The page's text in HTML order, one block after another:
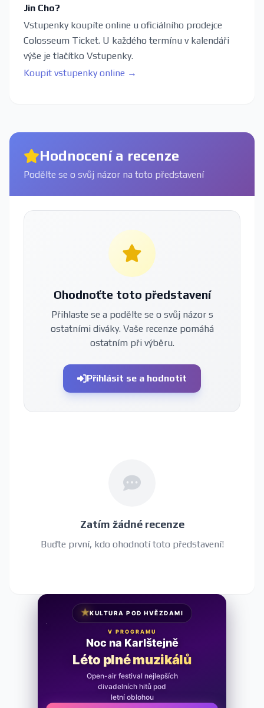
Jin Cho?
Vstupenky koupíte online u oficiálního prodejce
Colosseum Ticket. U každého termínu v kalendáři
výše je tlačítko Vstupenky.
Koupit vstupenky online →
Hodnocení a recenze
Podělte se o svůj názor na toto představení
Ohodnoťte toto představení
Přihlaste se a podělte se o svůj názor s
ostatními diváky. Vaše recenze pomáhá
ostatním při výběru.
Přihlásit se a hodnotit
Zatím žádné recenze
Buďte první, kdo ohodnotí toto představení!
★KULTURA POD HVĚZDAMI
V PROGRAMU
Noc na Karlštejně
Léto plné muzikálů
Open-air festival nejlepších
divadelních hitů pod
letní oblohou